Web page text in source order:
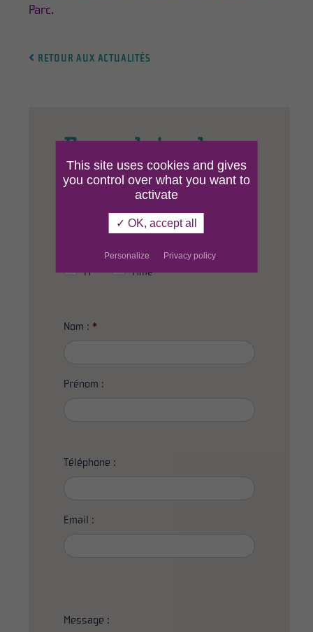
Parc.
RETOUR AUX ACTUALITÉS
Formulaire de
contact
M Mme
Nom : *
Prénom :
Téléphone :
Email :
Message :
This site uses cookies and gives
you control over what you want to
activate
✓ OK, accept all
Personalize Privacy policy